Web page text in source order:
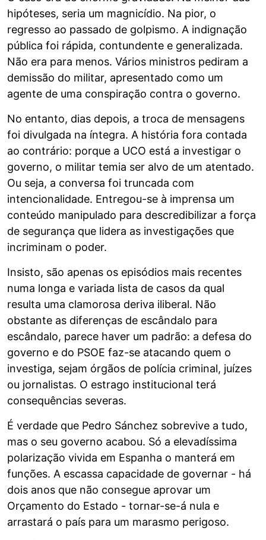
hipóteses, seria um magnicídio. Na pior, o
regresso ao passado de golpismo. A indignação
pública foi rápida, contundente e generalizada.
Não era para menos. Vários ministros pediram a
demissão do militar, apresentado como um
agente de uma conspiração contra o governo.
No entanto, dias depois, a troca de mensagens
foi divulgada na íntegra. A história fora contada
ao contrário: porque a UCO está a investigar o
governo, o militar temia ser alvo de um atentado.
Ou seja, a conversa foi truncada com
intencionalidade. Entregou-se à imprensa um
conteúdo manipulado para descredibilizar a força
de segurança que lidera as investigações que
incriminam o poder.
Insisto, são apenas os episódios mais recentes
numa longa e variada lista de casos da qual
resulta uma clamorosa deriva iliberal. Não
obstante as diferenças de escândalo para
escândalo, parece haver um padrão: a defesa do
governo e do PSOE faz-se atacando quem o
investiga, sejam órgãos de polícia criminal, juízes
ou jornalistas. O estrago institucional terá
consequências severas.
É verdade que Pedro Sánchez sobrevive a tudo,
mas o seu governo acabou. Só a elevadíssima
polarização vivida em Espanha o manterá em
funções. A escassa capacidade de governar - há
dois anos que não consegue aprovar um
Orçamento do Estado - tornar-se-á nula e
arrastará o país para um marasmo perigoso.